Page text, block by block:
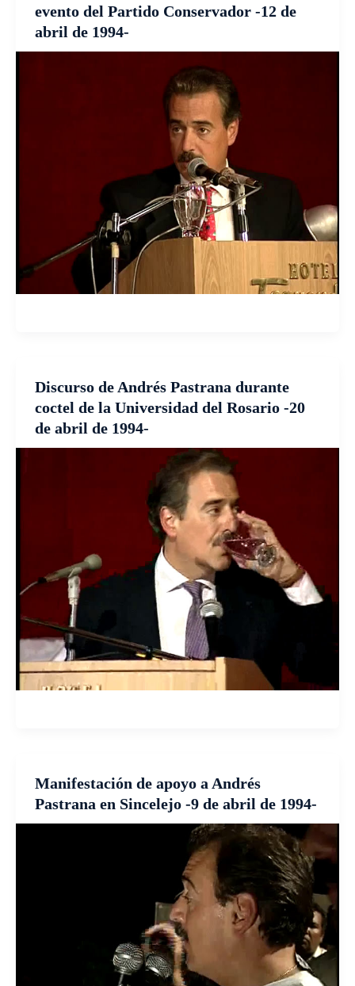
evento del Partido Conservador -12 de
abril de 1994-
Discurso de Andrés Pastrana durante
coctel de la Universidad del Rosario -20
de abril de 1994-
Manifestación de apoyo a Andrés
Pastrana en Sincelejo -9 de abril de 1994-